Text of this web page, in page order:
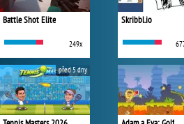
Battle Shot Elite
249x
před 5 dny
Skribbl.io